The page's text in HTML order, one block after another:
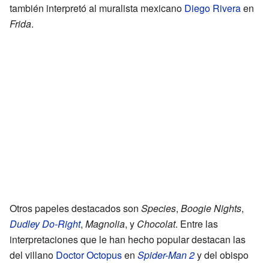
también interpretó al muralista mexicano Diego Riveraen
Frida.
Otros papeles destacados son Species, Boogie Nights,
Dudley Do-Right, Magnolia, y Chocolat. Entre las
interpretaciones que le han hecho popular destacan las
del villano Doctor Octopusen Spider-Man 2y del obispo